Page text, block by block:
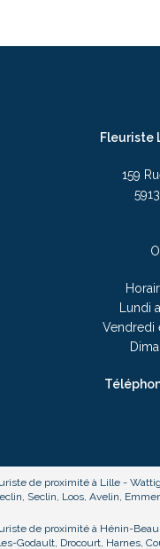
Fleuriste
159
Lundi
Vendredi
de proximité à Lille -
Seclin, Loos, Avelin,
de proximité à Hénin-
Godault, Drocourt, Harnes,